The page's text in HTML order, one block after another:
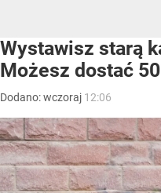
Wystawisz starą
Możesz dostać
Dodano:wczoraj 12:06